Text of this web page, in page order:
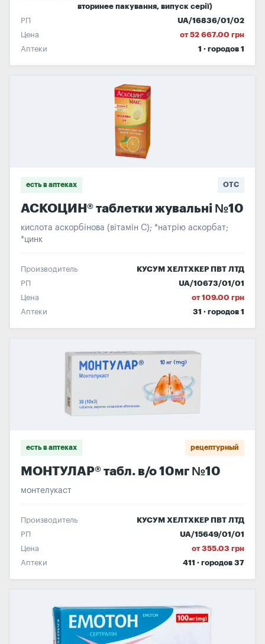
вторинее пакування, випуск серії)
РП
UA/16836/01/02
Цена
от 52 667.00 грн
Аптеки
1 · городов 1
есть в аптеках OTC
АСКОЦИН® таблетки жувальні №10
кислота аскорбінова (вітамін С); *натрію аскорбат;
*цинк
Производитель
КУСУМ ХЕЛТХКЕР ПВТ ЛТД
РП
UA/10673/01/01
Цена
от 109.00 грн
Аптеки
31 · городов 1
есть в аптеках рецептурный
МОНТУЛАР® табл. в/о 10мг №10
монтелукаст
Производитель
КУСУМ ХЕЛТХКЕР ПВТ ЛТД
РП
UA/15649/01/01
Цена
от 355.03 грн
Аптеки
411 · городов 37